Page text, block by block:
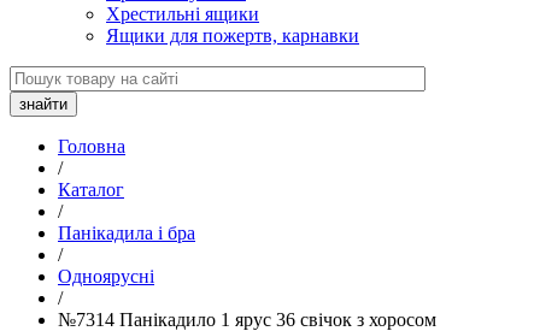
Хрестильні ящики
Ящики для пожертв, карнавки
Головна
/
Каталог
/
Панікадила і бра
/
Одноярусні
/
№7314 Панікадило 1 ярус 36 свічок з хоросом